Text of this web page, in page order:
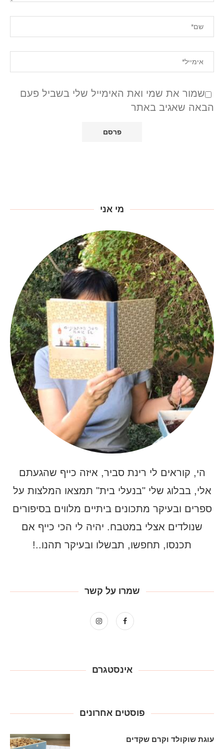
שמור את שמי ואת האימייל שלי בשביל פעם
הבאה שאגיב באתר
מי אני
הי, קוראים לי רינת סביר, איזה כייף שהגעתם
אלי, בבלוג שלי "בנעלי בית" תמצאו המלצות על
ספרים ובעיקר מתכונים ביתיים מלווים בסיפורים
שנולדים אצלי במטבח. יהיה לי הכי כייף אם
תכנסו, תחפשו, תבשלו ובעיקר תהנו..!
שמרו על קשר
אינסטגרם
פוסטים אחרונים
עוגת שוקולד וקרם שקדים